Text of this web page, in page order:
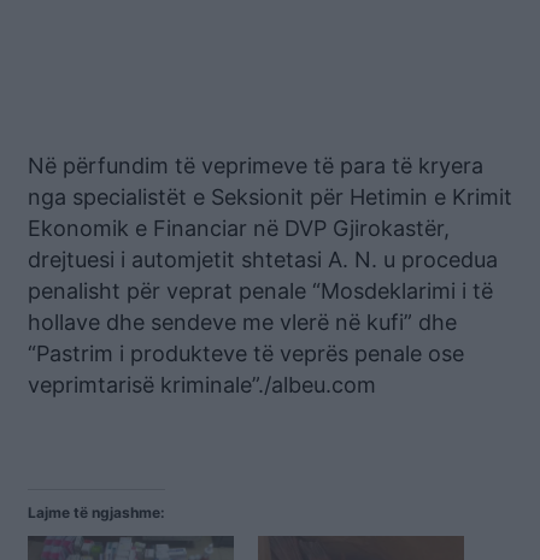
Në përfundim të veprimeve të para të kryera
nga specialistët e Seksionit për Hetimin e Krimit
Ekonomik e Financiar në DVP Gjirokastër,
drejtuesi i automjetit shtetasi A. N. u procedua
penalisht për veprat penale “Mosdeklarimi i të
hollave dhe sendeve me vlerë në kufi” dhe
“Pastrim i produkteve të veprës penale ose
veprimtarisë kriminale”./albeu.com
Lajme të ngjashme: